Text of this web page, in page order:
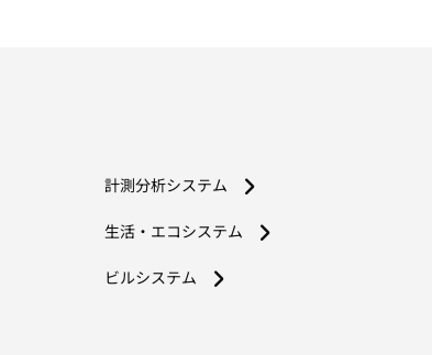
計測分析システム
生活・エコシステム
ビルシステム